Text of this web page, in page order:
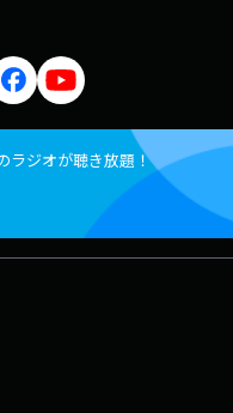
ラジオが聴き放題！